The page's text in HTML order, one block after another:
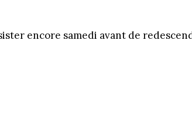
encore samedi avant de